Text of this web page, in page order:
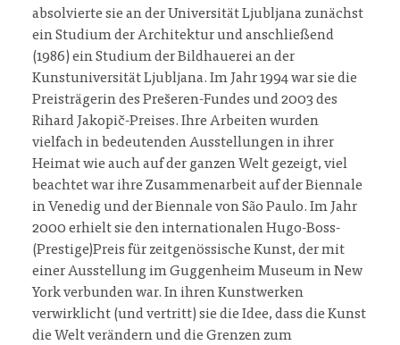
absolvierte sie an der Universität Ljubljana zunächst
ein Studium der Architektur und anschließend
(1986) ein Studium der Bildhauerei an der
Kunstuniversität Ljubljana. Im Jahr 1994 war sie die
Preisträgerin des Prešeren-Fundes und 2003 des
Rihard Jakopič-Preises. Ihre Arbeiten wurden
vielfach in bedeutenden Ausstellungen in ihrer
Heimat wie auch auf der ganzen Welt gezeigt, viel
beachtet war ihre Zusammenarbeit auf der Biennale
in Venedig und der Biennale von São Paulo. Im Jahr
2000 erhielt sie den internationalen Hugo-Boss-
(Prestige)Preis für zeitgenössische Kunst, der mit
einer Ausstellung im Guggenheim Museum in New
York verbunden war. In ihren Kunstwerken
verwirklicht (und vertritt) sie die Idee, dass die Kunst
die Welt verändern und die Grenzen zum